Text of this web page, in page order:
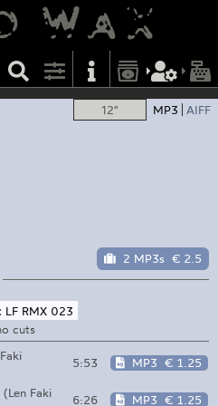
12" MP3 AIFF
2 MP3s € 2.5
LF RMX 023
cuts
5:53 MP3 € 1.25
Faki
6:26 MP3 € 1.25